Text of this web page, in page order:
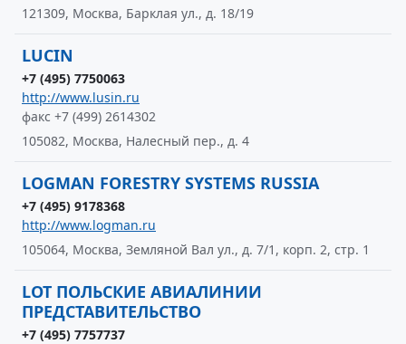
121309, Москва, Барклая ул., д. 18/19
LUCIN
+7 (495) 7750063
http://www.lusin.ru
факс +7 (499) 2614302
105082, Москва, Налесный пер., д. 4
LOGMAN FORESTRY SYSTEMS RUSSIA
+7 (495) 9178368
http://www.logman.ru
105064, Москва, Земляной Вал ул., д. 7/1, корп. 2, стр. 1
LOT ПОЛЬСКИЕ АВИАЛИНИИ
ПРЕДСТАВИТЕЛЬСТВО
+7 (495) 7757737